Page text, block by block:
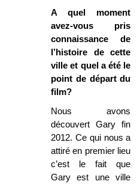
A quel moment
avez-vous pris
connaissance de
l’histoire de cette
ville et quel a été le
point de départ du
film?
Nous avons
découvert Gary fin
2012. Ce qui nous a
attiré en premier lieu
c’est le fait que
Gary est une ville